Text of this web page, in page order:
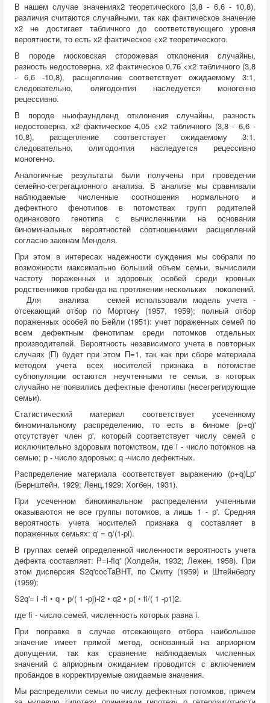
В нашем случае значенияx2 теоретического (3,8 - 6,6 - 10,8),
различия считаются случайными, так как фактическое значение
х2 не достигает табличного до соответствующего уровня
вероятности, то есть х2 фактическое <x2 теоретического.
В породе московская сторожевая отклонения случайны,
разность недостоверна, х2 фактическое 0,76 <х2 табличного (3,8
- 6,6 -10,8), расщепление соответствует ожидаемому 3:1,
следовательно, олигодонтия наследуется моногенно
рецессивно.
В породе ньюфаундленд отклонения случайны, разность
недостоверна, х2 фактическое 4,05 <х2 табличного (3,8 - 6,6 -
10,8), расщепление соответствует ожидаемому 3:1,
следовательно, олигодонтия наследуется рецессивно
моногенно.
Аналогичные результаты были получены при проведении
семейно-сегрегационного анализа. В анализе мы сравнивали
наблюдаемые численные соотношения нормального и
дефектного фенотипов в потомствах групп родителей
одинакового генотипа с вычисленными на основании
биноминальных вероятностей соотношениями расщеплений
согласно законам Менделя.
При этом в интересах надежности суждения мы собрали по
возможности максимально больший объем семьи, вычислили
частоту пораженных и здоровых особей среди кровных
родственников пробанда на протяжении нескольких поколений.
Для анализа семей использовали модель учета -
отсекающий отбор по Мортону (1957, 1959); полный отбор
пораженных особей по Бейли (1951): учет пораженных семей по
всем дефектным фенотипам среди потомков отдельных
производителей. Вероятность независимого учета в повторных
случаях (П) будет при этом П=1, так как при сборе материала
методом учета всех носителей признака в потомстве
субпопуляции остаются неучтенными те семьи, в которых
случайно не появились дефектные фенотипы (несегрегирующие
семьи).
Статистический материал соответствует усеченному
биноминальному распределению, то есть в биноме (p+q)'
отсутствует член р', который соответствует числу семей с
исключительно здоровым потомством, где i - число потомков на
семью; р - число здоровых; q -число дефектных.
Распределение материала соответствует выражению (p+q)Lp'
(Бернштейн, 1929; Ленц,1929; Хогбен, 1931).
При усеченном биноминальном распределении учтенными
оказываются не все группы потомков, а лишь 1 - р'. Средняя
вероятность учета носителей признака q составляет в
пораженных семьях: q' = q/(1-pi).
В группах семей определенной численности вероятность учета
дефекта составляет: P=i-fiq' (Холдейн, 1932; Лежен, 1958). При
этом дисперсия S2q'cocTaBHT, по Смиту (1959) и Штейнбергу
(1959):
S2q'= i -fi • q • р/( 1 -pj)-i2 • q2 • p( • fi/( 1 -p1)2.
где fi - число семей, численность которых равна i.
При поправке в случае отсекающего отбора наибольшее
значение имеет прямой метод, основанный на априорном
допущении, так как сравнение наблюдаемых численных
значений с априорным ожиданием проводится с включением
пробандов в корректируемые ожидаемые значения.
Мы распределили семьи по числу дефектных потомков, причем